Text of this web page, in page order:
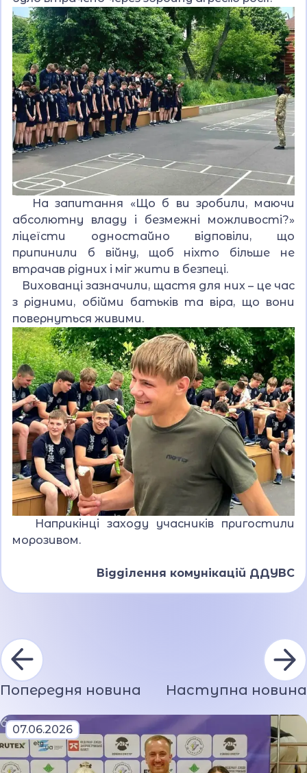
На запитання «Що б ви зробили, маючи
абсолютну владу і безмежні можливості?»
ліцеїсти одностайно відповіли, що
припинили б війну, щоб ніхто більше не
втрачав рідних і міг жити в безпеці.
Вихованці зазначили, щастя для них – це час
з рідними, обійми батьків та віра, що вони
повернуться живими.
Наприкінці заходу учасників пригостили
морозивом.
Відділення комунікацій ДДУВС
Попередня новина Наступна новина
07.06.2026